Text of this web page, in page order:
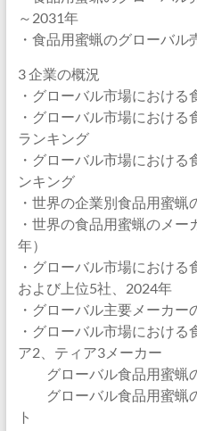
～2031年
・食品用蜜蝋のグローバ
3 企業の概況
・グローバル市場における
・グローバル市場におけ
ランキング
・グローバル市場におけ
ンキング
・世界の企業別食品用蜜蝋
・世界の食品用蜜蝋のメ
年）
・グローバル市場におけ
および上位5社、2024年
・グローバル主要メーカ
・グローバル市場におけ
ア2、ティア3メーカー
グローバル食品用蜜蝋
グローバル食品用蜜蝋
ト